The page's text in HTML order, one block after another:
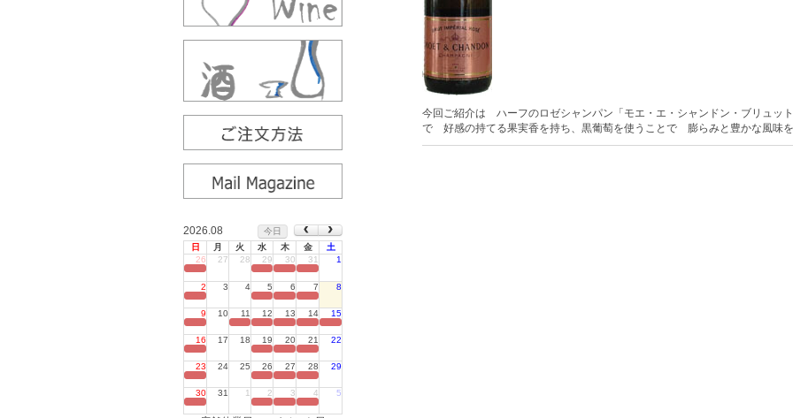
2026.08
今日
日
月 火 水 木 金
土
26
27 28 29 30 31 1
2 3 4 5 6 7 8
9 10 11 12 13 14 15
16 17 18 19 20 21 22
23 24 25 26 27 28 29
30 31 1 2 3 4 5
今回ご紹介は ハーフのロゼシャンパン「モエ・エ・シャンドン・ブリュッ
で 好感の持てる果実香を持ち、黒葡萄を使うことで 膨らみと豊かな風味を